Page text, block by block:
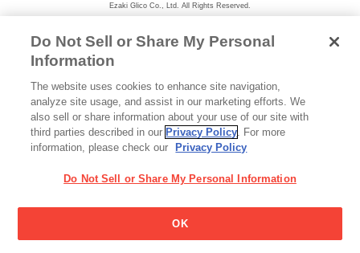
Ezaki Glico Co., Ltd. All Rights Reserved.
Do Not Sell or Share My Personal
Information
The website uses cookies to enhance site navigation,
analyze site usage, and assist in our marketing efforts. We
also sell or share information about your use of our site with
third parties described in our Privacy Policy. For more
information, please check our
Privacy Policy
Do Not Sell or Share My Personal Information
OK